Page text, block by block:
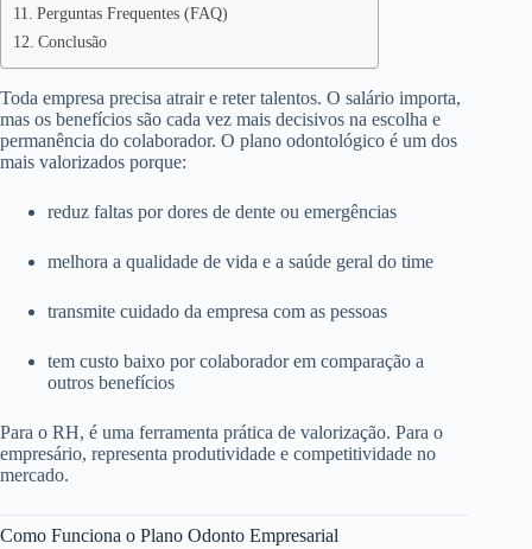
Perguntas Frequentes (FAQ)
Conclusão
Toda empresa precisa atrair e reter talentos. O salário importa,
mas os benefícios são cada vez mais decisivos na escolha e
permanência do colaborador. O plano odontológico é um dos
mais valorizados porque:
reduz faltas por dores de dente ou emergências
melhora a qualidade de vida e a saúde geral do time
transmite cuidado da empresa com as pessoas
tem custo baixo por colaborador em comparação a
outros benefícios
Para o RH, é uma ferramenta prática de valorização. Para o
empresário, representa produtividade e competitividade no
mercado.
Como Funciona o Plano Odonto Empresarial